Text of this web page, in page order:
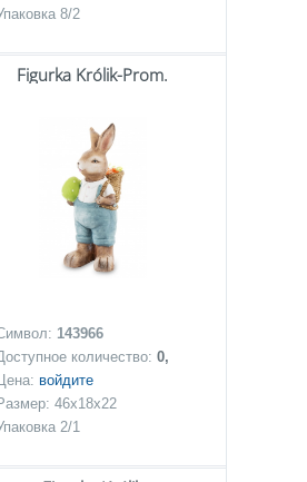
8/2
Figurka Królik-Prom.
143966
количество: 0,
войдите
46x18x22
2/1